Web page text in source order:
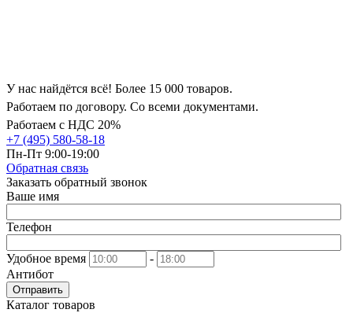
У нас найдётся всё! Более 15 000 товаров.
Работаем по договору. Со всеми документами.
Работаем с НДС 20%
+7 (495) 580-58-18
Пн-Пт 9:00-19:00
Обратная связь
Заказать обратный звонок
Ваше имя
Телефон
Удобное время
-
Антибот
Отправить
Каталог товаров